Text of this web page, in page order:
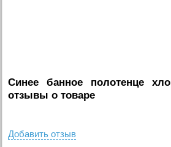
Синее банное полотенце
отзывы о товаре
Добавить отзыв